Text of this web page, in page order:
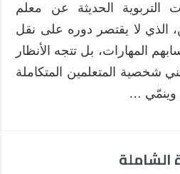
التربوية الحديثة عن معلم
الذي لا يقتصر دوره على نقل
المهارات، بل تتجه الأنظار
شخصية المتعلمين المتكاملة
وينمّي …
الشاملة